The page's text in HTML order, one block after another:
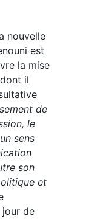
nouvelle
est
la mise
il
de
le
sens
son
et
jour de